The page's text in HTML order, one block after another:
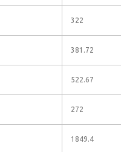
322
381.72
522.67
272
1849.4